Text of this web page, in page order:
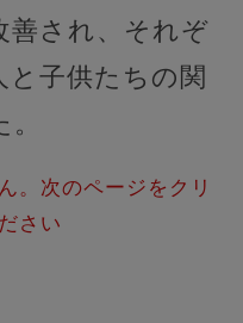
善され、それぞ
子供たちの関
。次のページをクリ
さい